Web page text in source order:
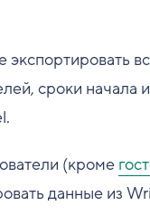
сроки начала
(кроме
данные из